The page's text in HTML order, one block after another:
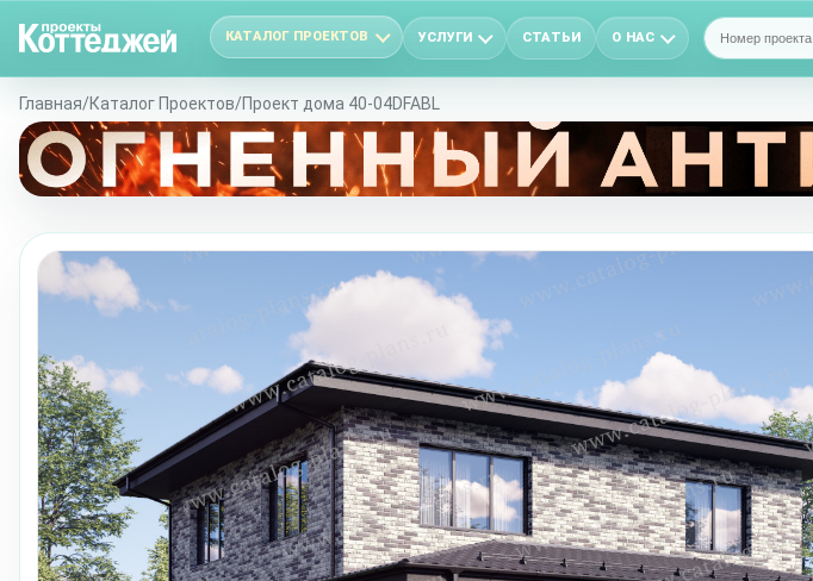
КАТАЛОГ ПРОЕКТОВ УСЛУГИ СТАТЬИ О НАС
Главная/Каталог Проектов/Проект дома 40-04DFABL